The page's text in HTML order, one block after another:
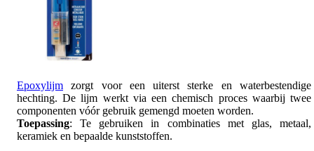
Epoxylijm zorgt voor een uiterst sterke en waterbestendige
hechting. De lijm werkt via een chemisch proces waarbij twee
componenten vóór gebruik gemengd moeten worden.
Toepassing: Te gebruiken in combinaties met glas, metaal,
keramiek en bepaalde kunststoffen.